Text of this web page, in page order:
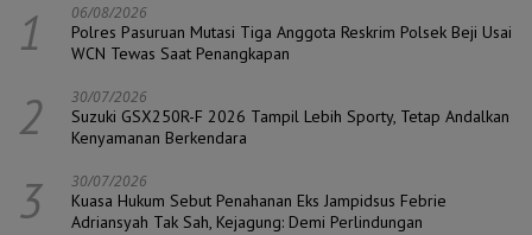
1 06/08/2026
Polres Pasuruan Mutasi Tiga Anggota Reskrim Polsek Beji Usai
WCN Tewas Saat Penangkapan
2 30/07/2026
Suzuki GSX250R-F 2026 Tampil Lebih Sporty, Tetap Andalkan
Kenyamanan Berkendara
3 30/07/2026
Kuasa Hukum Sebut Penahanan Eks Jampidsus Febrie
Adriansyah Tak Sah, Kejagung: Demi Perlindungan